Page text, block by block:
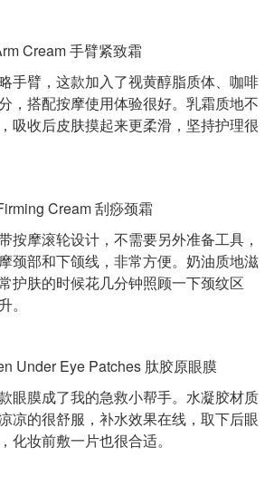
Cream 手臂紧致霜
手臂，这款加入了视黄醇脂质体、咖啡
，搭配按摩使用体验很好。乳霜质地不
吸收后皮肤摸起来更柔滑，坚持护理很
Cream 刮痧颈霜
按摩滚轮设计，不需要另外准备工具，
颈部和下颌线，非常方便。奶油质地滋
护肤的时候花几分钟照顾一下颈纹区
。
Under Eye Patches 肽胶原眼膜
眼膜成了我的急救小帮手。水凝胶材质
凉的很舒服，补水效果在线，取下后眼
化妆前敷一片也很合适。